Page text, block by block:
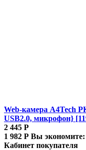
Web-камера A4Tech
USB2.0, микрофон}
2 445 Р
1 982 Р Вы экономите:
Кабинет покупателя